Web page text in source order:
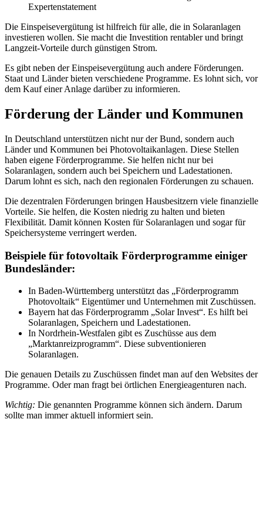
Expertenstatement
Die Einspeisevergütung ist hilfreich für alle, die in Solaranlagen
investieren wollen. Sie macht die Investition rentabler und bringt
Langzeit-Vorteile durch günstigen Strom.
Es gibt neben der Einspeisevergütung auch andere Förderungen.
Staat und Länder bieten verschiedene Programme. Es lohnt sich, vor
dem Kauf einer Anlage darüber zu informieren.
Förderung der Länder und Kommunen
In Deutschland unterstützen nicht nur der Bund, sondern auch
Länder und Kommunen bei Photovoltaikanlagen. Diese Stellen
haben eigene Förderprogramme. Sie helfen nicht nur bei
Solaranlagen, sondern auch bei Speichern und Ladestationen.
Darum lohnt es sich, nach den regionalen Förderungen zu schauen.
Die dezentralen Förderungen bringen Hausbesitzern viele finanzielle
Vorteile. Sie helfen, die Kosten niedrig zu halten und bieten
Flexibilität. Damit können Kosten für Solaranlagen und sogar für
Speichersysteme verringert werden.
Beispiele für fotovoltaik Förderprogramme einiger
Bundesländer:
In Baden-Württemberg unterstützt das „Förderprogramm
Photovoltaik“ Eigentümer und Unternehmen mit Zuschüssen.
Bayern hat das Förderprogramm „Solar Invest“. Es hilft bei
Solaranlagen, Speichern und Ladestationen.
In Nordrhein-Westfalen gibt es Zuschüsse aus dem
„Marktanreizprogramm“. Diese subventionieren
Solaranlagen.
Die genauen Details zu Zuschüssen findet man auf den Websites der
Programme. Oder man fragt bei örtlichen Energieagenturen nach.
Wichtig: Die genannten Programme können sich ändern. Darum
sollte man immer aktuell informiert sein.